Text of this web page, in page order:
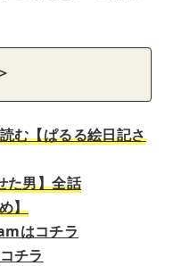
む【ぱるる絵日記さ
た男】全話
】
はコチラ
チラ